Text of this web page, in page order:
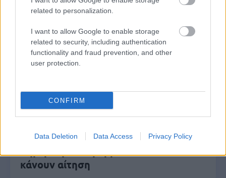
related to personalization.
I want to allow Google to enable storage
related to security, including authentication
functionality and fraud prevention, and other
user protection.
CONFIRM
Data Deletion Data Access Privacy Policy
ειδήσεις.
Βάλε το proson.gr στα αποτελέσματα
αναζήτησης της Google
Δημοφιλείς Ειδήσεις
Τουρισμός για Όλους 2026: Ανοίγει
κάνουν αίτηση